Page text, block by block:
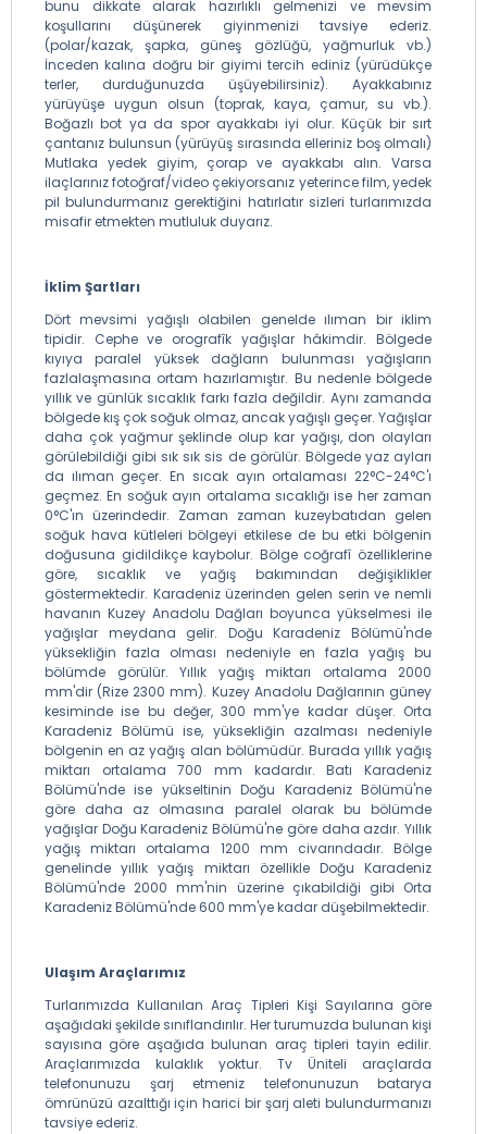
bunu dikkate alarak hazırlıklı gelmenizi ve mevsim
koşullarını düşünerek giyinmenizi tavsiye ederiz.
(polar/kazak, şapka, güneş gözlüğü, yağmurluk vb.)
İnceden kalına doğru bir giyimi tercih ediniz (yürüdükçe
terler, durduğunuzda üşüyebilirsiniz). Ayakkabınız
yürüyüşe uygun olsun (toprak, kaya, çamur, su vb.).
Boğazlı bot ya da spor ayakkabı iyi olur. Küçük bir sırt
çantanız bulunsun (yürüyüş sırasında elleriniz boş olmalı)
Mutlaka yedek giyim, çorap ve ayakkabı alın. Varsa
ilaçlarınız fotoğraf/video çekiyorsanız yeterince film, yedek
pil bulundurmanız gerektiğini hatırlatır sizleri turlarımızda
misafir etmekten mutluluk duyarız.
İklim Şartları
Dört mevsimi yağışlı olabilen genelde ılıman bir iklim
tipidir. Cephe ve orografîk yağışlar hâkimdir. Bölgede
kıyıya paralel yüksek dağların bulunması yağışların
fazlalaşmasına ortam hazırlamıştır. Bu nedenle bölgede
yıllık ve günlük sıcaklık farkı fazla değildir. Aynı zamanda
bölgede kış çok soğuk olmaz, ancak yağışlı geçer. Yağışlar
daha çok yağmur şeklinde olup kar yağışı, don olayları
görülebildiği gibi sık sık sis de görülür. Bölgede yaz ayları
da ılıman geçer. En sıcak ayın ortalaması 22°C-24°C'ı
geçmez. En soğuk ayın ortalama sıcaklığı ise her zaman
0°C'ın üzerindedir. Zaman zaman kuzeybatıdan gelen
soğuk hava kütleleri bölgeyi etkilese de bu etki bölgenin
doğusuna gidildikçe kaybolur. Bölge coğrafî özelliklerine
göre, sıcaklık ve yağış bakımından değişiklikler
göstermektedir. Karadeniz üzerinden gelen serin ve nemli
havanın Kuzey Anadolu Dağları boyunca yükselmesi ile
yağışlar meydana gelir. Doğu Karadeniz Bölümü'nde
yüksekliğin fazla olması nedeniyle en fazla yağış bu
bölümde görülür. Yıllık yağış miktarı ortalama 2000
mm'dir (Rize 2300 mm). Kuzey Anadolu Dağlarının güney
kesiminde ise bu değer, 300 mm'ye kadar düşer. Orta
Karadeniz Bölümü ise, yüksekliğin azalması nedeniyle
bölgenin en az yağış alan bölümüdür. Burada yıllık yağış
miktarı ortalama 700 mm kadardır. Batı Karadeniz
Bölümü'nde ise yükseltinin Doğu Karadeniz Bölümü'ne
göre daha az olmasına paralel olarak bu bölümde
yağışlar Doğu Karadeniz Bölümü'ne göre daha azdır. Yıllık
yağış miktarı ortalama 1200 mm civarındadır. Bölge
genelinde yıllık yağış miktarı özellikle Doğu Karadeniz
Bölümü'nde 2000 mm'nin üzerine çıkabildiği gibi Orta
Karadeniz Bölümü'nde 600 mm'ye kadar düşebilmektedir.
Ulaşım Araçlarımız
Turlarımızda Kullanılan Araç Tipleri Kişi Sayılarına göre
aşağıdaki şekilde sınıflandırılır. Her turumuzda bulunan kişi
sayısına göre aşağıda bulunan araç tipleri tayin edilir.
Araçlarımızda kulaklık yoktur. Tv Üniteli araçlarda
telefonunuzu şarj etmeniz telefonunuzun batarya
ömrünüzü azalttığı için harici bir şarj aleti bulundurmanızı
tavsiye ederiz.